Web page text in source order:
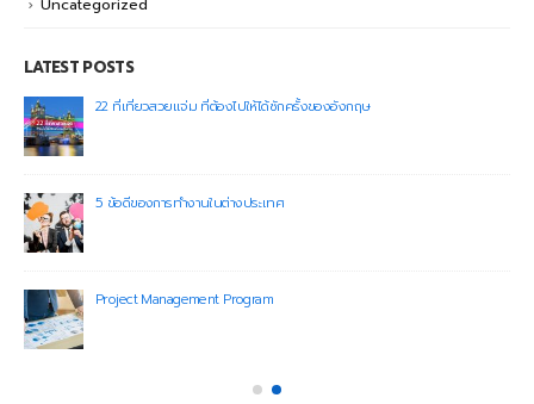
Uncategorized
LATEST POSTS
22 ที่เที่ยวสวยแจ่ม ที่ต้องไปให้ได้ซักครั้งของอังกฤษ
5 ข้อดีของการทำงานในต่างประเทศ
Project Management Program